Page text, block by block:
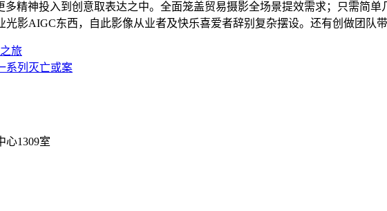
精神投入到创意取表达之中。全面笼盖贸易摄影全场景提效需求；只需简
影AIGC东西，自此影像从业者及快乐喜爱者辞别复杂摆设。还有创做团队
旅
系列灭亡或案
心1309室